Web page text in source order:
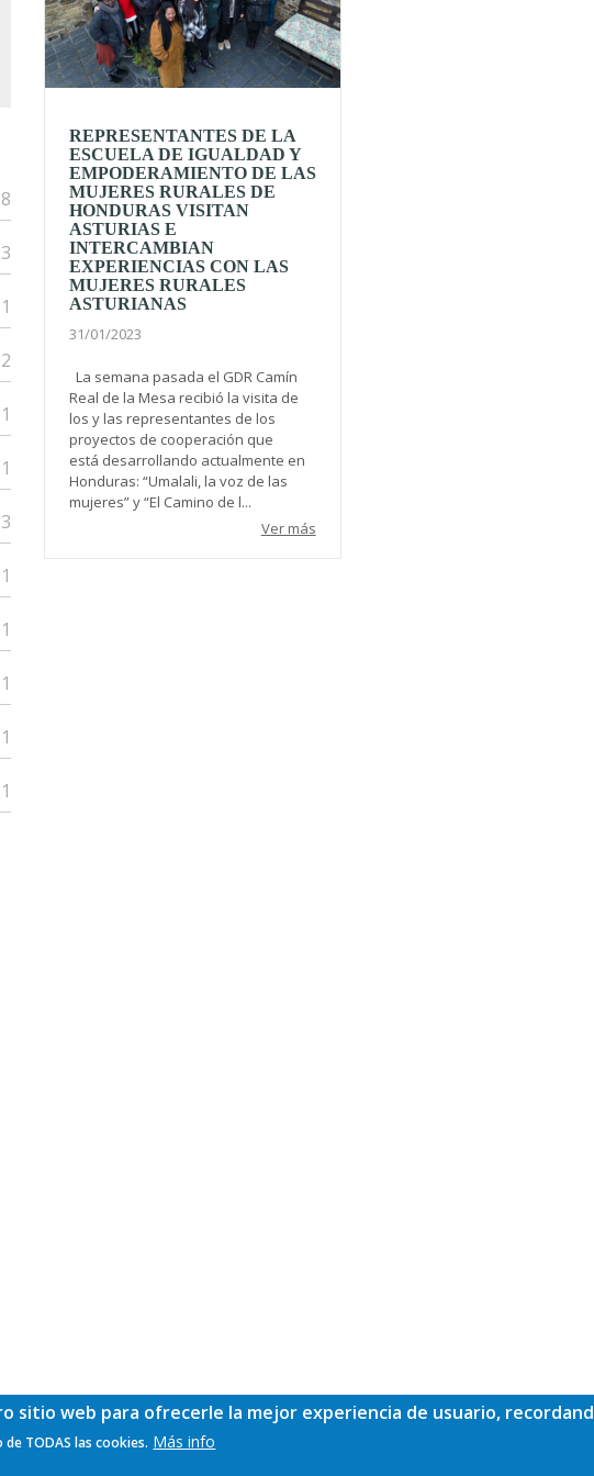
8
3
1
2
1
1
3
1
1
1
1
1
REPRESENTANTES DE LA
ESCUELA DE IGUALDAD Y
EMPODERAMIENTO DE LAS
MUJERES RURALES DE
HONDURAS VISITAN
ASTURIAS E
INTERCAMBIAN
EXPERIENCIAS CON LAS
MUJERES RURALES
ASTURIANAS
31/01/2023
La semana pasada el GDR Camín
Real de la Mesa recibió la visita de
los y las representantes de los
proyectos de cooperación que
está desarrollando actualmente en
Honduras: “Umalali, la voz de las
mujeres” y “El Camino de l...
Ver más
sitio web para ofrecerle la mejor experiencia de usuario,
TODAS las cookies. Más info